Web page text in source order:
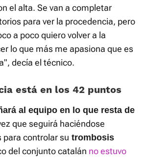
el alta. Se van a completar
para ver la procedencia, pero
a poco quiero volver a la
lo que más me apasiona que es
decía el técnico.
está en los 42 puntos
al equipo en lo que resta de
que seguirá haciéndose
para controlar su trombosis
del conjunto catalán no estuvo